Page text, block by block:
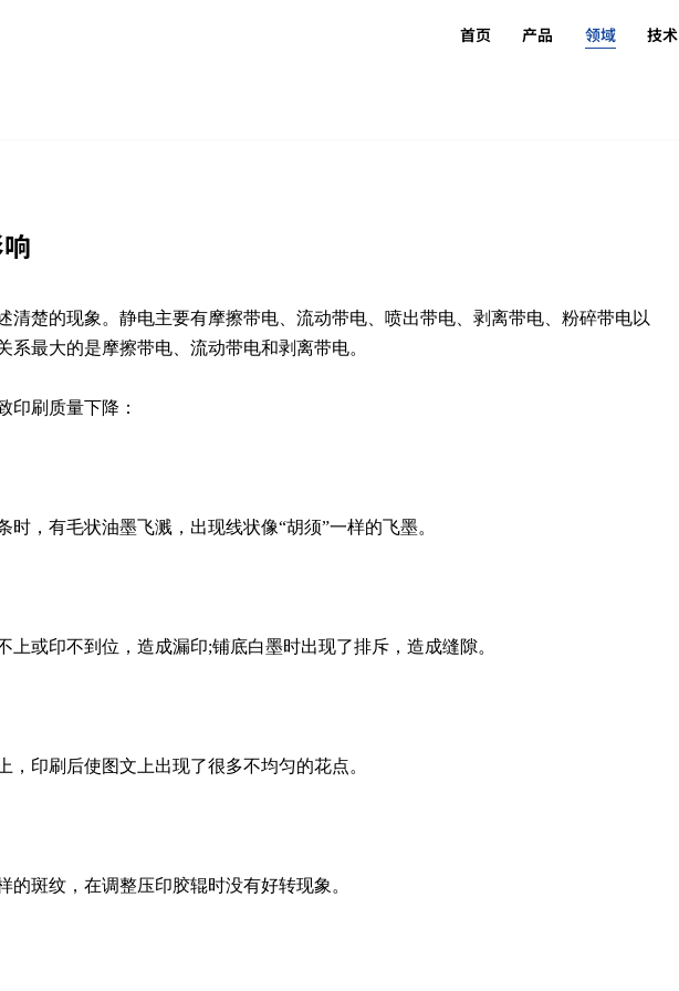
首页 产品 领域 技术
清楚的现象。静电主要有摩擦带电、流动带电、喷出带电、剥离带电、粉碎带电以
系最大的是摩擦带电、流动带电和剥离带电。
印刷质量下降：
，有毛状油墨飞溅，出现线状像“胡须”一样的飞墨。
或印不到位，造成漏印;铺底白墨时出现了排斥，造成缝隙。
印刷后使图文上出现了很多不均匀的花点。
斑纹，在调整压印胶辊时没有好转现象。